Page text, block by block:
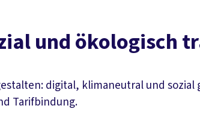
und ökologisch
digital, klimaneutral und
Tarifbindung.